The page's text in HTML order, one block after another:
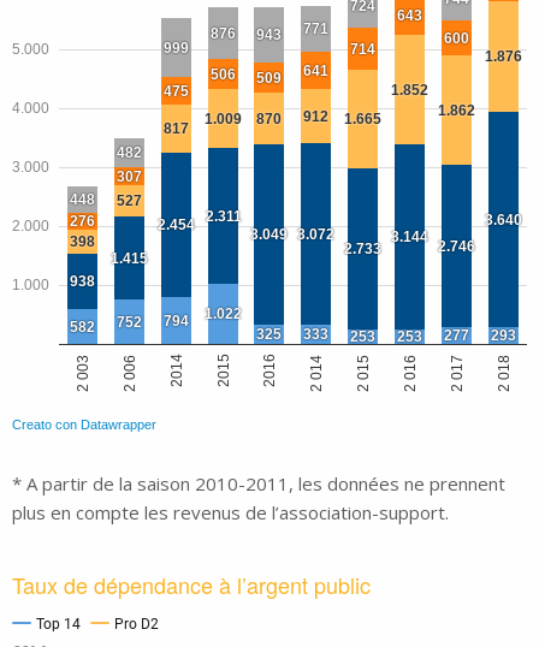
* A partir de la saison 2010-2011, les données ne prennent
plus en compte les revenus de l’association-support.
Taux de dépendance à l’argent public